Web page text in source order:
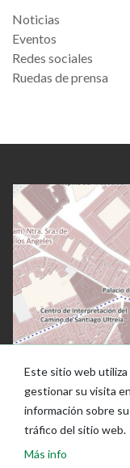
Noticias
Eventos
Redes sociales
Ruedas de prensa
Este sitio web
gestionar su visita
información sobre
tráfico del sitio web.
Más info